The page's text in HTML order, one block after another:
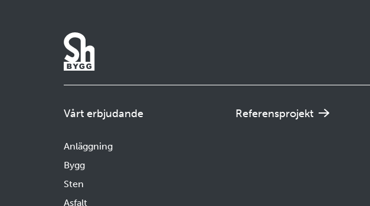
konkurrera på lika villkor.
Vårt erbjudande
Anläggning
Bygg
Sten
Asfalt
Referensprojekt